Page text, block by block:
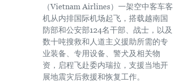
（Vietnam Airlines）一架空中客车客
机从内排国际机场起飞，搭载越南国
防部和公安部124名干部、战士，以及
数十吨搜救和人道主义援助所需的专
业装备、专用设备、警犬及相关物
资，启程飞赴委内瑞拉，支援当地开
展地震灾后救援和恢复工作。